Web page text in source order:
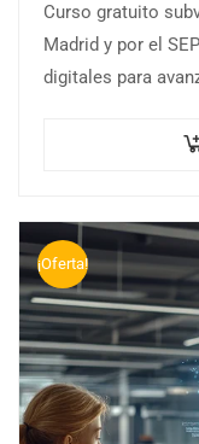
Curso gratuito
Madrid y por el
digitales para
¡Oferta!